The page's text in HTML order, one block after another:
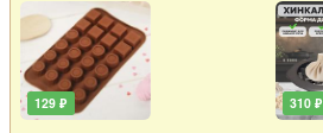
129 ₽ 310 ₽